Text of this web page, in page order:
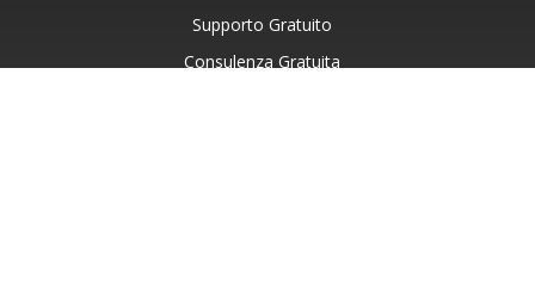
Supporto Gratuito
Consulenza Gratuita